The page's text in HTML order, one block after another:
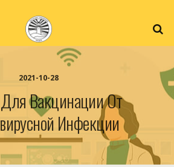
2021-10-28
Вакцинации От
Инфекции